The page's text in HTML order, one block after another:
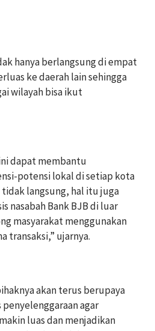
hanya berlangsung di empat
ke daerah lain sehingga
wilayah bisa ikut
dapat membantu
potensi lokal di setiap kota
tidak langsung, hal itu juga
nasabah Bank BJB di luar
masyarakat menggunakan
transaksi,” ujarnya.
akan terus berupaya
agar
luas dan menjadikan